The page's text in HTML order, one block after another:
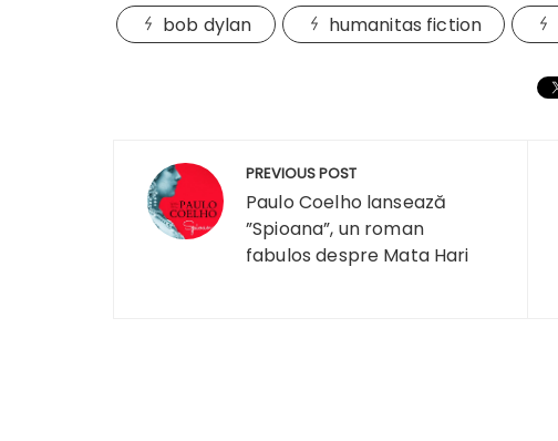
bob dylan humanitas fiction
Navigare
articole
PREVIOUS POST
Paulo Coelho lansează
”Spioana”, un roman
fabulos despre Mata Hari